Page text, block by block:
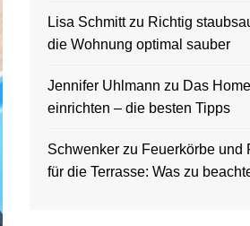
Lisa Schmittzu Richtig
die Wohnung optimal sauber
Jennifer Uhlmann zu Das
einrichten – die besten Tipps
Schwenker zu Feuerkörbe und
für die Terrasse: Was zu